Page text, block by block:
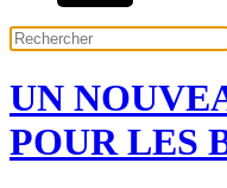
UN
POUR LES